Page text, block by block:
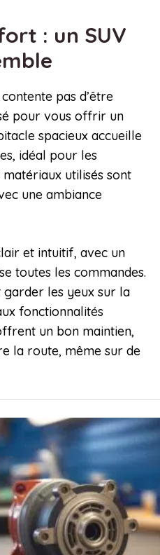
: un SUV
pas d’être
pour vous offrir un
spacieux accueille
idéal pour les
utilisés sont
une ambiance
et intuitif, avec un
toutes les commandes.
les yeux sur la
fonctionnalités
un bon maintien,
la route, même sur de